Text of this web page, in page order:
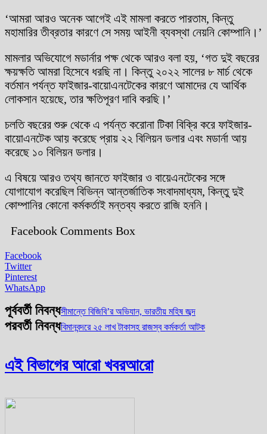
‘আমরা আরও অনেক আগেই এই মামলা করতে পারতাম, কিন্তু
মহামারির তীব্রতার কারণে সে সময় আইনী ব্যবস্থা নেয়নি কোম্পানি।’
মামলার অভিযোগে মডার্নার পক্ষ থেকে আরও বলা হয়, ‘গত দুই বছরের
ক্ষয়ক্ষতি আমরা হিসেবে ধরছি না। কিন্তু ২০২২ সালের ৮ মার্চ থেকে
বর্তমান পর্যন্ত ফাইজার-বায়োএনটেকের কারণে আমাদের যে আর্থিক
লোকসান হয়েছে, তার ক্ষতিপূরণ দাবি করছি।’
চলতি বছরের শুরু থেকে এ পর্যন্ত করোনা টিকা বিক্রি করে ফাইজার-
বায়োএনটেক আয় করেছে প্রায় ২২ বিলিয়ন ডলার এবং মডার্না আয়
করেছে ১০ বিলিয়ন ডলার।
এ বিষয়ে আরও তথ্য জানতে ফাইজার ও বায়েএনটেকের সঙ্গে
যোগাযোগ করেছিল বিভিন্ন আন্তর্জাতিক সংবাদমাধ্যম, কিন্তু দুই
কোম্পানির কোনো কর্মকর্তাই মন্তব্য করতে রাজি হননি।
Facebook Comments Box
Facebook
Twitter
Pinterest
WhatsApp
পূর্ববর্তী নিবন্ধসীমান্তে বিজিবি’র অভিযান, ভারতীয় মহিষ জব্দ
পরবর্তী নিবন্ধবিমানবন্দরে ২৫ লাখ টাকাসহ রাজস্ব কর্মকর্তা আটক
এই বিভাগের আরো খবরআরো